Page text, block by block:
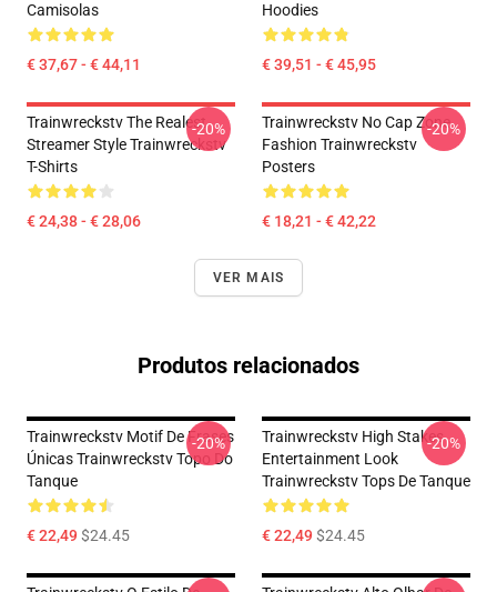
Camisolas
€ 37,67 - € 44,11
Hoodies
€ 39,51 - € 45,95
Trainwreckstv The Realest
Streamer Style Trainwreckstv
T-Shirts
€ 24,38 - € 28,06
-20%
Trainwreckstv No Cap Zone
Fashion Trainwreckstv
Posters
€ 18,21 - € 42,22
-20%
VER MAIS
Produtos relacionados
Trainwreckstv Motif De Frases
Únicas Trainwreckstv Topo Do
Tanque
€ 22,49$24.45
-20%
Trainwreckstv High Stakes
Entertainment Look
Trainwreckstv Tops De Tanque
€ 22,49$24.45
-20%